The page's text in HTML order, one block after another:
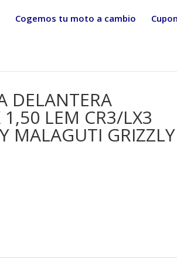
Cogemos tu moto a cambio
DELANTERA
LEM CR3/LX3
MALAGUTI GRIZZLY